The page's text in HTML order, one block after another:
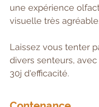
une expérience
visuelle très
Laissez vous tenter
divers senteurs, avec
30j d'efficacité.